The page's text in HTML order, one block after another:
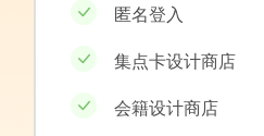
匿名登入
集点卡设计商店
会籍设计商店